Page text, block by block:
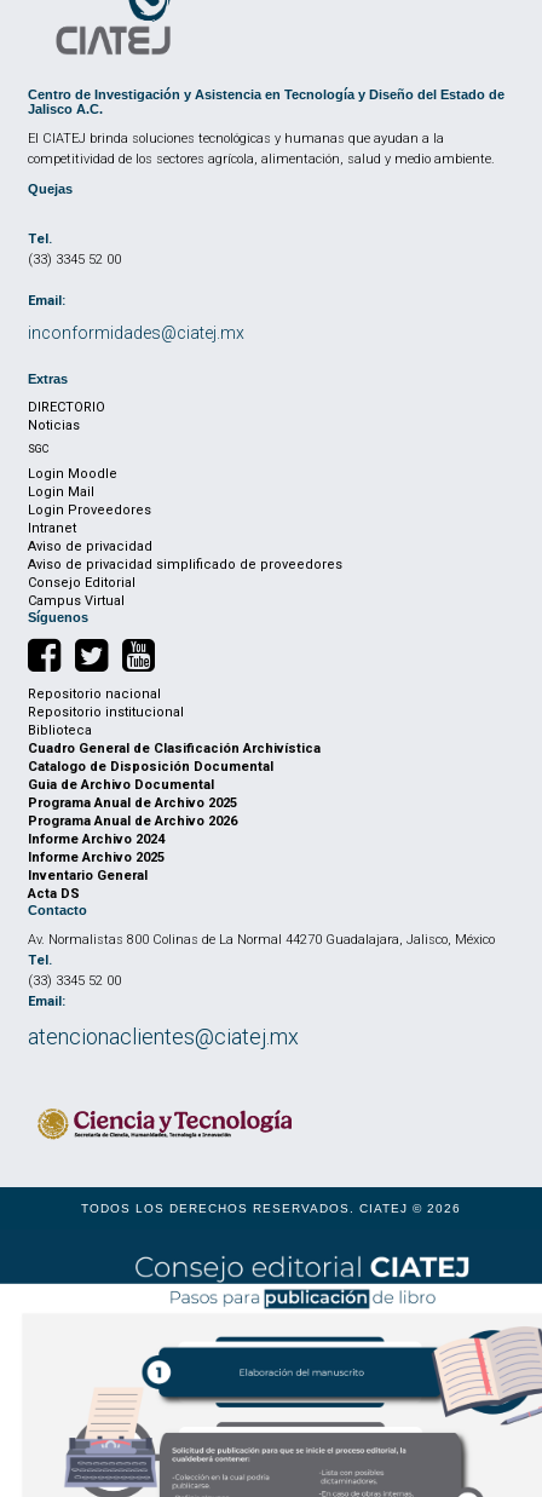
Centro de Investigación y Asistencia en Tecnología y Diseño del Estado de
Jalisco A.C.
El CIATEJ brinda soluciones tecnológicas y humanas que ayudan a la
competitividad de los sectores agrícola, alimentación, salud y medio ambiente.
Quejas
Tel.
(33) 3345 52 00
Email:
inconformidades@ciatej.mx
Extras
DIRECTORIO
Noticias
SGC
Login Moodle
Login Mail
Login Proveedores
Intranet
Aviso de privacidad
Aviso de privacidad simplificado de proveedores
Consejo Editorial
Campus Virtual
Síguenos
Repositorio nacional
Repositorio institucional
Biblioteca
Cuadro General de Clasificación Archivística
Catalogo de Disposición Documental
Guia de Archivo Documental
Programa Anual de Archivo 2025
Programa Anual de Archivo 2026
Informe Archivo 2024
Informe Archivo 2025
Inventario General
Acta DS
Contacto
Av. Normalistas 800 Colinas de La Normal 44270 Guadalajara, Jalisco, México
Tel.
(33) 3345 52 00
Email:
atencionaclientes@ciatej.mx
TODOS LOS DERECHOS RESERVADOS. CIATEJ © 2026